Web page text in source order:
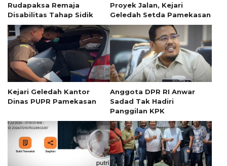
Rudapaksa Remaja
Disabilitas Tahap Sidik
Proyek Jalan, Kejari
Geledah Setda Pamekasan
Kejari Geledah Kantor
Dinas PUPR Pamekasan
Anggota DPR RI Anwar
Sadad Tak Hadiri
Panggilan KPK